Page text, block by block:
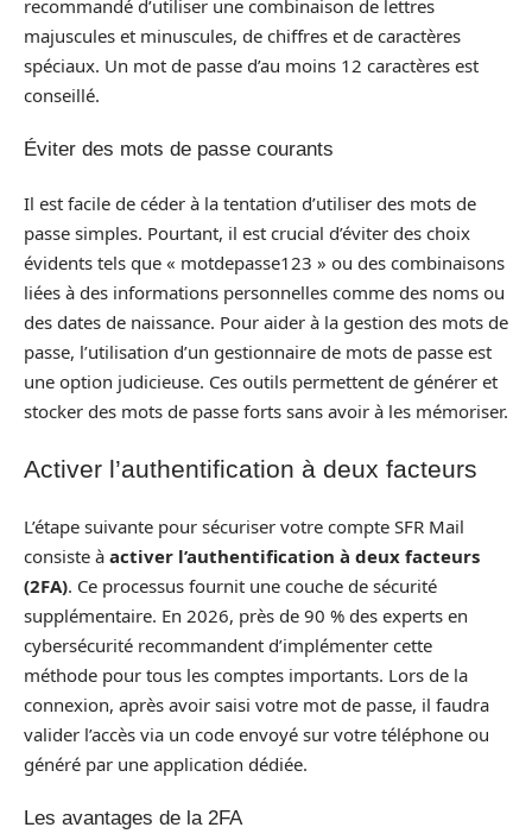
recommandé d’utiliser une combinaison de lettres
majuscules et minuscules, de chiffres et de caractères
spéciaux. Un mot de passe d’au moins 12 caractères est
conseillé.
Éviter des mots de passe courants
Il est facile de céder à la tentation d’utiliser des mots de
passe simples. Pourtant, il est crucial d’éviter des choix
évidents tels que « motdepasse123 » ou des combinaisons
liées à des informations personnelles comme des noms ou
des dates de naissance. Pour aider à la gestion des mots de
passe, l’utilisation d’un gestionnaire de mots de passe est
une option judicieuse. Ces outils permettent de générer et
stocker des mots de passe forts sans avoir à les mémoriser.
Activer l’authentification à deux facteurs
L’étape suivante pour sécuriser votre compte SFR Mail
consiste à activer l’authentification à deux facteurs
(2FA). Ce processus fournit une couche de sécurité
supplémentaire. En 2026, près de 90 % des experts en
cybersécurité recommandent d’implémenter cette
méthode pour tous les comptes importants. Lors de la
connexion, après avoir saisi votre mot de passe, il faudra
valider l’accès via un code envoyé sur votre téléphone ou
généré par une application dédiée.
Les avantages de la 2FA